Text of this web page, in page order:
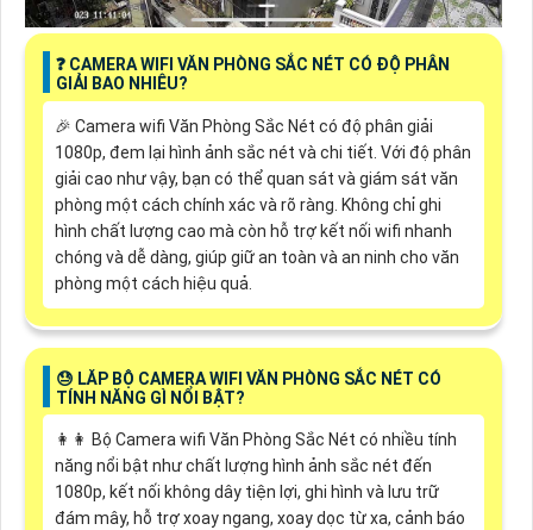
️❓ CAMERA WIFI VĂN PHÒNG SẮC NÉT CÓ ĐỘ PHÂN
GIẢI BAO NHIÊU?
️🎉 Camera wifi Văn Phòng Sắc Nét có độ phân giải
1080p, đem lại hình ảnh sắc nét và chi tiết. Với độ phân
giải cao như vậy, bạn có thể quan sát và giám sát văn
phòng một cách chính xác và rõ ràng. Không chỉ ghi
hình chất lượng cao mà còn hỗ trợ kết nối wifi nhanh
chóng và dễ dàng, giúp giữ an toàn và an ninh cho văn
phòng một cách hiệu quả.
😓 LĂP BỘ CAMERA WIFI VĂN PHÒNG SẮC NÉT CÓ
TÍNH NĂNG GÌ NỔI BẬT?
️👩‍👩 Bộ Camera wifi Văn Phòng Sắc Nét có nhiều tính
năng nổi bật như chất lượng hình ảnh sắc nét đến
1080p, kết nối không dây tiện lợi, ghi hình và lưu trữ
đám mây, hỗ trợ xoay ngang, xoay dọc từ xa, cảnh báo